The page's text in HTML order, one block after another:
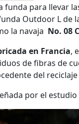
funda para llevar
Outdoor L de
la navaja No. 08
en Francia,
de fibras de
del
por el estudio